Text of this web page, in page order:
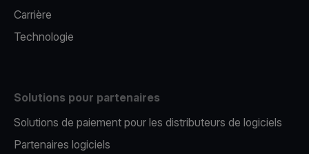
Carrière
Technologie
Solutions pour partenaires
Solutions de paiement pour les distributeurs de logiciels
Partenaires logiciels